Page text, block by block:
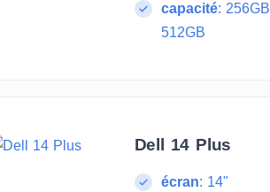
capacité: 256GB
512GB
Dell 14 Plus
écran: 14"